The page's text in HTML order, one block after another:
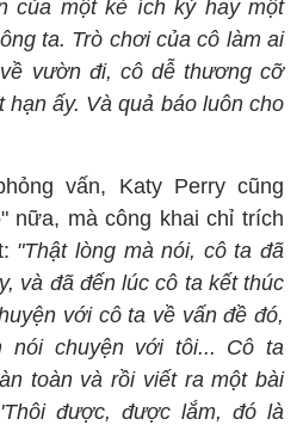
của một kẻ ích kỷ hay một
ta. Trò chơi của cô làm ai
vườn đi, cô dễ thương cỡ
ấy. Và quả báo luôn cho
vấn, Katy Perry cũng
nữa, mà công khai chỉ trích
"Thật lòng mà nói, cô ta đã
và đã đến lúc cô ta kết thúc
với cô ta về vấn đề đó,
nói chuyện với tôi... Cô ta
toàn và rồi viết ra một bài
được, được lắm, đó là